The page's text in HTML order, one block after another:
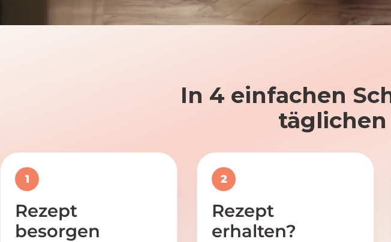
In 4 einfachen
1
Rezept
besorgen
2
Rezept
erhalten?